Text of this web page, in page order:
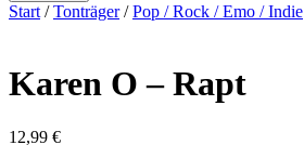
Start /Tonträger/Pop / Rock / Emo / Indie
Karen O – Rapt
12,99 €